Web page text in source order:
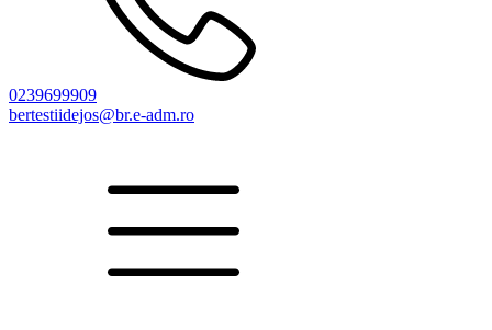
0239699909
bertestiidejos@br.e-adm.ro